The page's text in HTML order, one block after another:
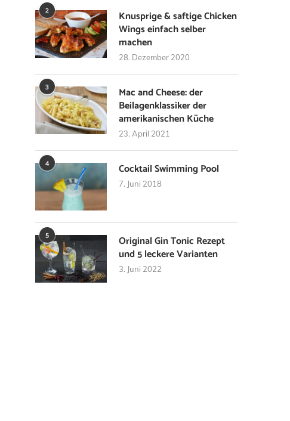
2
Knusprige & saftige Chicken
Wings einfach selber
machen
28. Dezember 2020
3
Mac and Cheese: der
Beilagenklassiker der
amerikanischen Küche
23. April 2021
4 Cocktail Swimming Pool
7. Juni 2018
5
Original Gin Tonic Rezept
und 5 leckere Varianten
3. Juni 2022